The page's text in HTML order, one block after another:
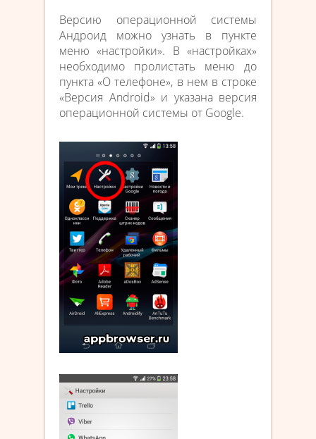
Версию операционной системы
Андроид можно узнать в пункте
меню «настройки». В «настройках»
необходимо пролистать меню до
пункта «О телефоне», в нем в строке
«Версия Android» и указана версия
операционной системы от Google.